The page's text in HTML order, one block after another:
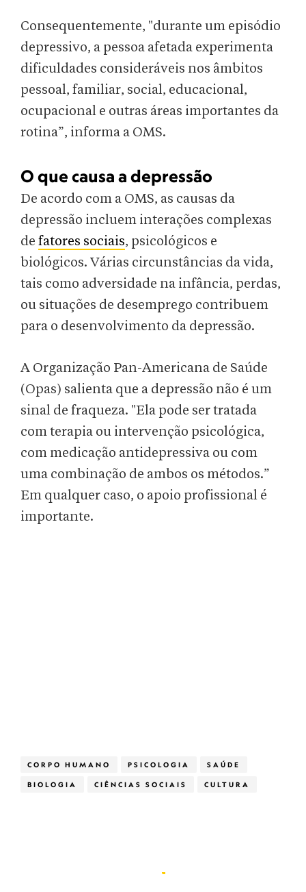
Consequentemente, "durante um episódio
depressivo, a pessoa afetada experimenta
dificuldades consideráveis nos âmbitos
pessoal, familiar, social, educacional,
ocupacional e outras áreas importantes da
rotina”, informa a OMS.
O que causa a depressão
De acordo com a OMS, as causas da
depressão incluem interações complexas
de fatores sociais, psicológicos e
biológicos. Várias circunstâncias da vida,
tais como adversidade na infância, perdas,
ou situações de desemprego contribuem
para o desenvolvimento da depressão.
A Organização Pan-Americana de Saúde
(Opas) salienta que a depressão não é um
sinal de fraqueza. "Ela pode ser tratada
com terapia ou intervenção psicológica,
com medicação antidepressiva ou com
uma combinação de ambos os métodos.”
Em qualquer caso, o apoio profissional é
importante.
CORPO HUMANO PSICOLOGIA SAÚDE
BIOLOGIA CIÊNCIAS SOCIAIS CULTURA